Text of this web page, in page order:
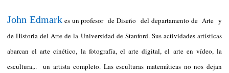
John Edmarkes un profesor de Diseño del departamento de Arte y
de Historia del Arte de la Universidad de Stanford. Sus actividades artísticas
abarcan el arte cinético, la fotografía, el arte digital, el arte en vídeo, la
escultura,.. un artista completo. Las esculturas matemáticas no nos dejan